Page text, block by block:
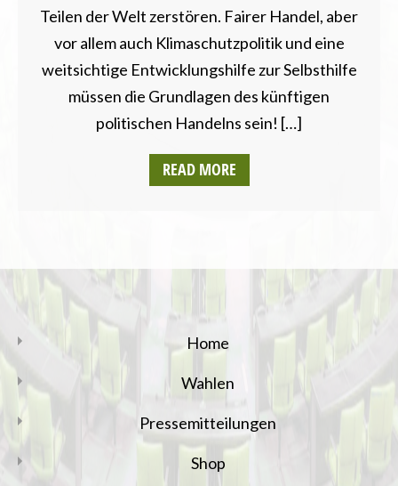
Teilen der Welt zerstören. Fairer Handel, aber
vor allem auch Klimaschutzpolitik und eine
weitsichtige Entwicklungshilfe zur Selbsthilfe
müssen die Grundlagen des künftigen
politischen Handelns sein! […]
READ MORE
Home
Wahlen
Pressemitteilungen
Shop